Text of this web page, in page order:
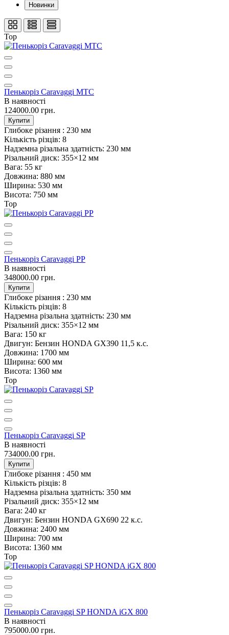
Новинки
Top
Пенькоріз Caravaggi MTC
В наявності
124000.00 грн.
Купити
Глибоке різання : 230 мм
Кількість різців: 8
Надземна різальна здатність: 230 мм
Різальний диск: 355×12 мм
Вага: 55 кг
Довжина: 880 мм
Ширина: 530 мм
Висота: 750 мм
Top
Пенькоріз Caravaggi PP
В наявності
348000.00 грн.
Купити
Глибоке різання : 230 мм
Кількість різців: 8
Надземна різальна здатність: 230 мм
Різальний диск: 355×12 мм
Вага: 150 кг
Двигун: Бензин HONDA GX390 11,5 к.с.
Довжина: 1700 мм
Ширина: 600 мм
Висота: 1360 мм
Top
Пенькоріз Caravaggi SP
В наявності
734000.00 грн.
Купити
Глибоке різання : 450 мм
Кількість різців: 8
Надземна різальна здатність: 350 мм
Різальний диск: 355×12 мм
Вага: 240 кг
Двигун: Бензин HONDA GX690 22 к.с.
Довжина: 2400 мм
Ширина: 700 мм
Висота: 1360 мм
Top
Пенькоріз Caravaggi SP HONDA iGX 800
В наявності
795000.00 грн.